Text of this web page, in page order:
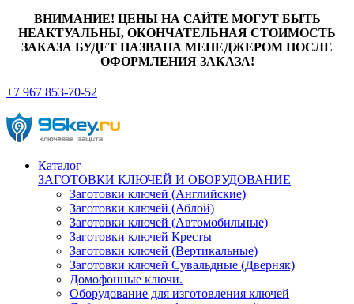
ВНИМАНИЕ! ЦЕНЫ НА САЙТЕ МОГУТ БЫТЬ
НЕАКТУАЛЬНЫ, ОКОНЧАТЕЛЬНАЯ СТОИМОСТЬ
ЗАКАЗА БУДЕТ НАЗВАНА МЕНЕДЖЕРОМ ПОСЛЕ
ОФОРМЛЕНИЯ ЗАКАЗА!
+7 967 853-70-52
Каталог
ЗАГОТОВКИ КЛЮЧЕЙ И ОБОРУДОВАНИЕ
Заготовки ключей (Английские)
Заготовки ключей (Аблой)
Заготовки ключей (Автомобильные)
Заготовки ключей Кресты
Заготовки ключей (Вертикальные)
Заготовки ключей Сувальдные (Дверняк)
Домофонные ключи.
Оборудование для изготовления ключей